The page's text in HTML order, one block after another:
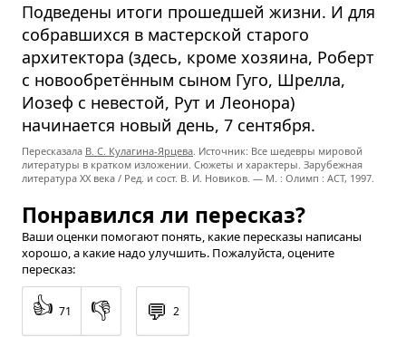
Подведены итоги прошедшей жизни. И для
собравшихся в мастерской старого
архитектора (здесь, кроме хозяина, Роберт
с новообретённым сыном Гуго, Шрелла,
Иозеф с невестой, Рут и Леонора)
начинается новый день, 7 сентября.
Пересказала В. С. Кулагина-Ярцева. Источник: Все шедевры мировой
литературы в кратком изложении. Сюжеты и характеры. Зарубежная
литература XX века / Ред. и сост. В. И. Новиков. — М. : Олимп : ACT, 1997.
Понравился ли пересказ?
Ваши оценки помогают понять, какие пересказы написаны
хорошо, а какие надо улучшить. Пожалуйста, оцените
пересказ:
👍 71 👎 💬 2